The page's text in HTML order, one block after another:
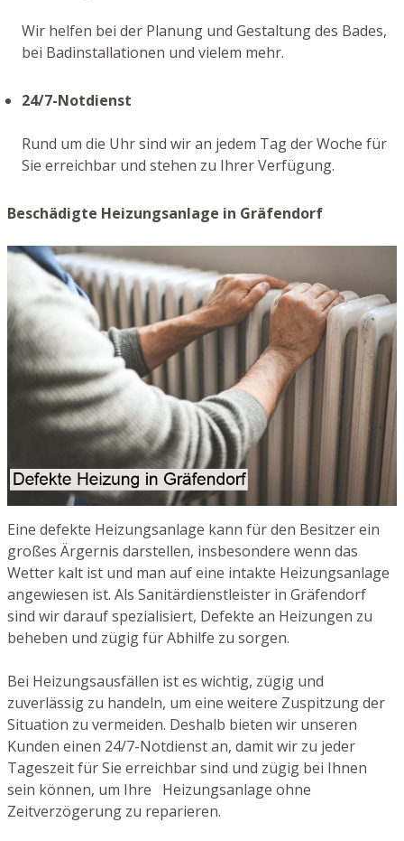
Wir helfen bei der Planung und Gestaltung des Bades,
bei Badinstallationen und vielem mehr.
24/7-Notdienst
Rund um die Uhr sind wir an jedem Tag der Woche für
Sie erreichbar und stehen zu Ihrer Verfügung.
Beschädigte Heizungsanlage in Gräfendorf
Eine defekte Heizungsanlage kann für den Besitzer ein
großes Ärgernis darstellen, insbesondere wenn das
Wetter kalt ist und man auf eine intakte Heizungsanlage
angewiesen ist. Als Sanitärdienstleister in Gräfendorf
sind wir darauf spezialisiert, Defekte an Heizungen zu
beheben und zügig für Abhilfe zu sorgen.
Bei Heizungsausfällen ist es wichtig, zügig und
zuverlässig zu handeln, um eine weitere Zuspitzung der
Situation zu vermeiden. Deshalb bieten wir unseren
Kunden einen 24/7-Notdienst an, damit wir zu jeder
Tageszeit für Sie erreichbar sind und zügig bei Ihnen
sein können, um Ihre Heizungsanlage ohne
Zeitverzögerung zu reparieren.